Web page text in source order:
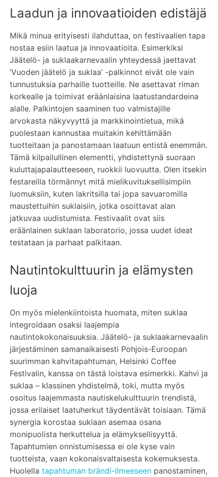
Laadun ja innovaatioiden edistäjä
Mikä minua erityisesti ilahduttaa, on festivaalien tapa
nostaa esiin laatua ja innovaatioita. Esimerkiksi
Jäätelö- ja suklaakarnevaalin yhteydessä jaettavat
’Vuoden jäätelö ja suklaa’ -palkinnot eivät ole vain
tunnustuksia parhaille tuotteille. Ne asettavat riman
korkealle ja toimivat eräänlaisina laatustandardeina
alalle. Palkintojen saaminen tuo valmistajille
arvokasta näkyvyyttä ja markkinointietua, mikä
puolestaan kannustaa muitakin kehittämään
tuotteitaan ja panostamaan laatuun entistä enemmän.
Tämä kilpailullinen elementti, yhdistettynä suoraan
kuluttajapalautteeseen, ruokkii luovuutta. Olen itsekin
festareilla törmännyt mitä mielikuvituksellisimpiin
luomuksiin, kuten lakritsilla tai jopa savuaromilla
maustettuihin suklaisiin, jotka osoittavat alan
jatkuvaa uudistumista. Festivaalit ovat siis
eräänlainen suklaan laboratorio, jossa uudet ideat
testataan ja parhaat palkitaan.
Nautintokulttuurin ja elämysten
luoja
On myös mielenkiintoista huomata, miten suklaa
integroidaan osaksi laajempia
nautintokokonaisuuksia. Jäätelö- ja suklaakarnevaalin
järjestäminen samanaikaisesti Pohjois-Euroopan
suurimman kahvitapahtuman, Helsinki Coffee
Festivalin, kanssa on tästä loistava esimerkki. Kahvi ja
suklaa – klassinen yhdistelmä, toki, mutta myös
osoitus laajemmasta nautiskelukulttuurin trendistä,
jossa erilaiset laatuherkut täydentävät toisiaan. Tämä
synergia korostaa suklaan asemaa osana
monipuolista herkuttelua ja elämyksellisyyttä.
Tapahtumien onnistumisessa ei ole kyse vain
tuotteista, vaan kokonaisvaltaisesta kokemuksesta.
Huolella tapahtuman brändi-ilmeeseen panostaminen,